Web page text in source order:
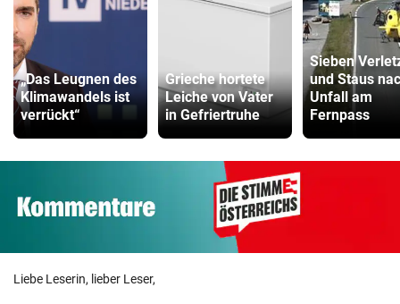
„Das Leugnen des
Klimawandels ist
verrückt“
Grieche hortete
Leiche von Vater
in Gefriertruhe
Sieben
und Staus
Unfall am
Fernpass
Liebe Leserin, lieber Leser,